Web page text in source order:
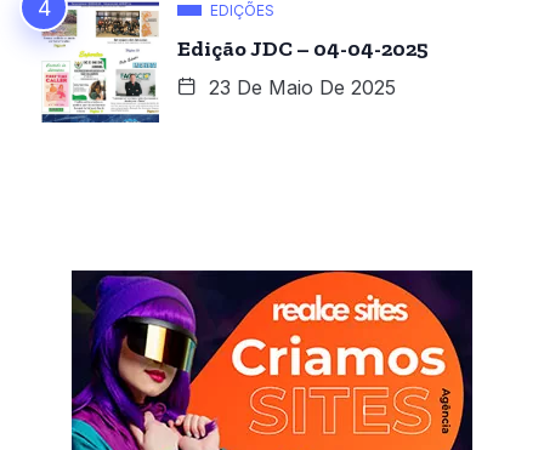
EDIÇÕES
Edição JDC – 04-04-2025
23 De Maio De 2025